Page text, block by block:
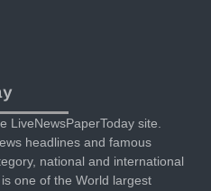
LiveNewsPaperToday site.
headlines and famous
national and international
one of the World largest